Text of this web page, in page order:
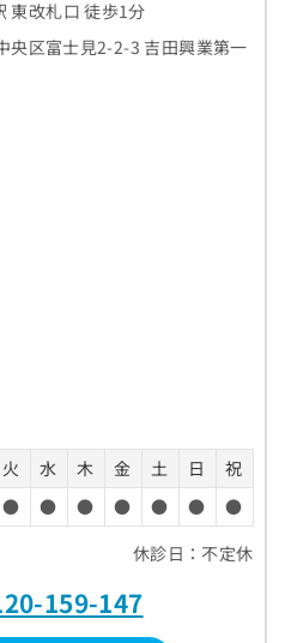
東改札口 徒歩1分
央区富士見2-2-3 吉田興業第一
火 水 木 金 土 日
祝
● ● ● ● ● ●
●
休診日：不定休
159-147